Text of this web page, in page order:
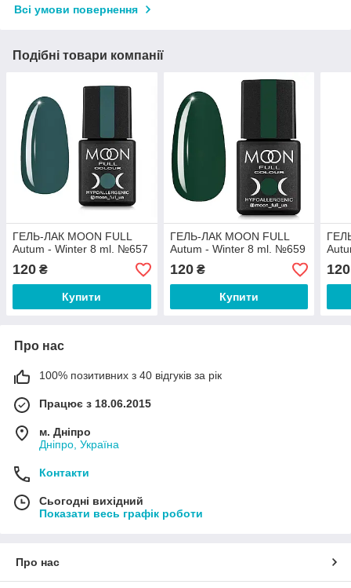
Всі умови повернення
Подібні товари компанії
ГЕЛЬ-ЛАК MOON FULL
Autum - Winter 8 ml. №657
120 ₴
Купити
ГЕЛЬ-ЛАК MOON FULL
Autum - Winter 8 ml. №659
120₴
Купити
120
Про нас
100% позитивних з 40 відгуків за рік
Працює з 18.06.2015
м. Дніпро
Дніпро, Україна
Контакти
Сьогодні вихідний
Показати весь графік роботи
Про нас